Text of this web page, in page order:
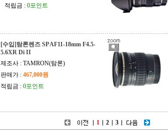
적립금 : 0포인트
[수입]탐론렌즈 SP AF11-18mm F4.5-
5.6XR Di II
제조사 : TAMRON(탐론)
판매가 : 467,000원
적립금 : 0포인트
1 2 3